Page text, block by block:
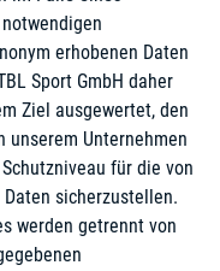
erhobenen Daten
Sport GmbH daher
Ziel ausgewertet, den
unserem Unternehmen
für die von
sicherzustellen.
werden getrennt von